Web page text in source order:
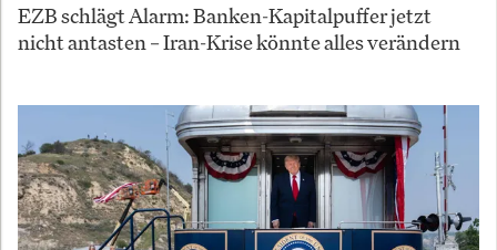
EZB schlägt Alarm: Banken-Kapitalpuffer jetzt
nicht antasten – Iran-Krise könnte alles verändern